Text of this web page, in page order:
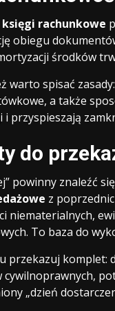
księgi rachunkowe
obiegu
środków
warto spisać
a także
przyspieszają
do
powinny znaleźć
z
niematerialnych,
To baza do
przekazuj
cywilnoprawnych,
„dzień